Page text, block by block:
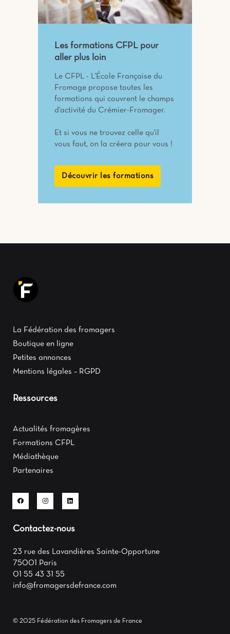
Les formations CFPL pour
aller plus loin
Le CFPL - L'École Française du
Fromage propose toutes les
formations qui couvrent le champs
d'activité du Crémier-Fromager.
Et si vous ne trouvez celle qu'il
vous faut, on la créera pour vous !
Découvrir les formations
La Fédération des fromagers
Boutique en ligne
Petites annonces
Mentions légales – RGPD
Ressources
Actualités fromagères
Formations CFPL
Médiathèque
Partenaires
Contactez-nous
23 rue des Lavandières Sainte-Opportune
75001 Paris
01 55 43 31 55
info@fromagersdefrance.com
© 2025 Fédération des Fromagers de France